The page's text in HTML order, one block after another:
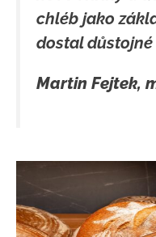
chléb jako
dostal důstojné
Martin Fejtek,